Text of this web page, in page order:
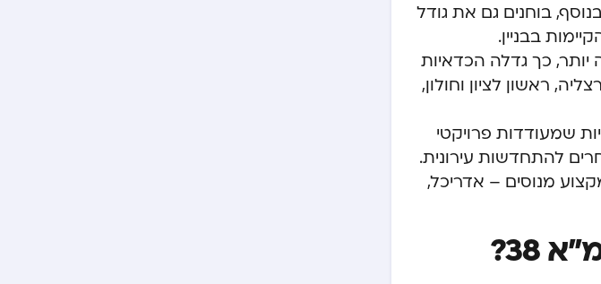
צריך להיות בן 3 קומות לפחות ולהיות בנוי לפני שנת 1980. בנוסף, בוחנים גם את גודל
בבניין.
יותר, כך גדלה הכדאיות
ראשון לציון וחולון,
שמעודדות פרויקטי
עם אנשי מקצוע מנוסים – אדריכל,
38?